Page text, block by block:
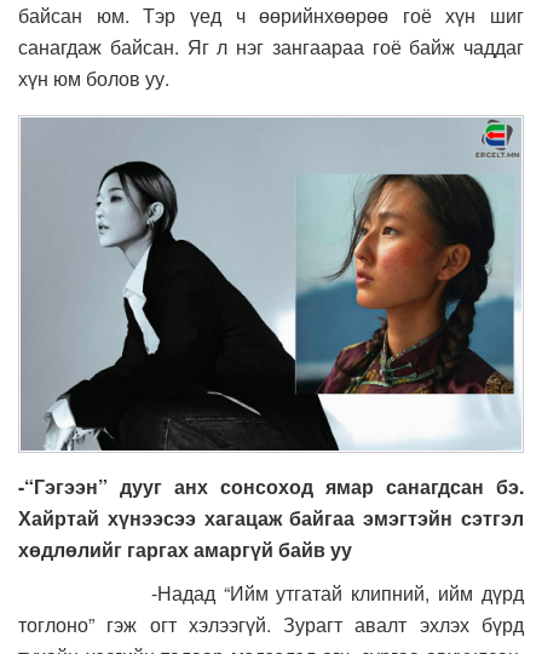
байсан юм. Тэр үед ч өөрийнхөөрөө гоё хүн шиг
санагдаж байсан. Яг л нэг зангаараа гоё байж чаддаг
хүн юм болов уу.
-“Гэгээн” дууг анх сонсоход ямар санагдсан бэ.
Хайртай хүнээсээ хагацаж байгаа эмэгтэйн сэтгэл
хөдлөлийг гаргах амаргүй байв уу
-Надад “Ийм утгатай клипний, ийм дүрд
тоглоно” гэж огт хэлээгүй. Зурагт авалт эхлэх бүрд